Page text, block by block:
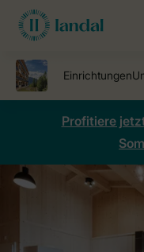
Profitiere